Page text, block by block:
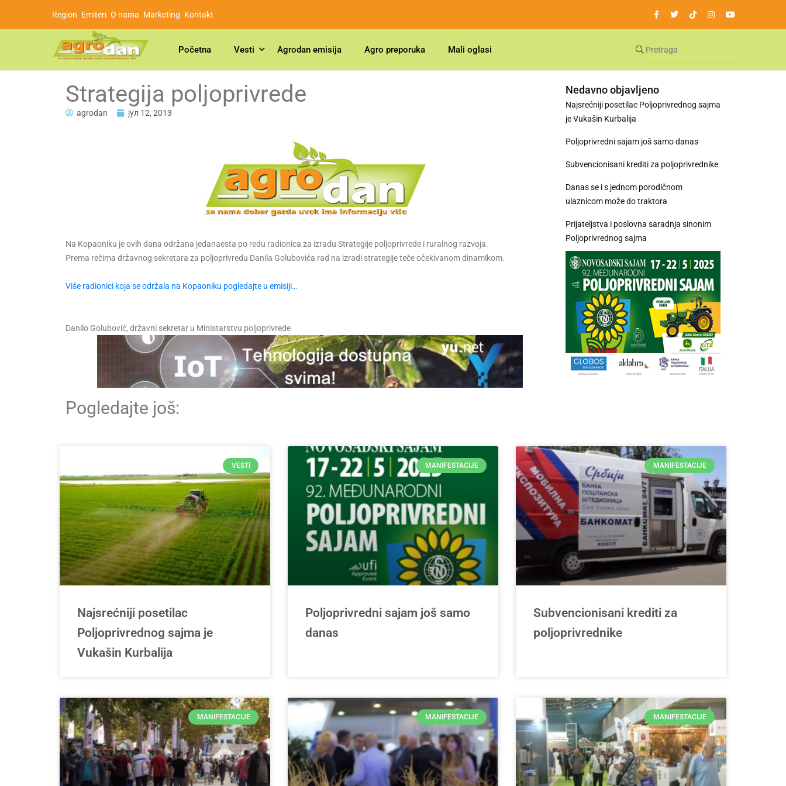
Region Emiteri O nama Marketing Kontakt
Početna Vesti Agrodan emisija Agro preporuka Mali oglasi
Strategija poljoprivrede
agrodan јул 12, 2013
Na Kopaoniku je ovih dana održana jedanaesta po redu radionica za izradu Strategije poljoprivrede i ruralnog razvoja.
Prema rečima državnog sekretara za poljoprivredu Danila Golubovića rad na izradi strategije teče očekivanom dinamikom.
Više radionici koja se održala na Kopaoniku pogledajte u emisiji…
Danilo Golubović, državni sekretar u Ministarstvu poljoprivrede
Pogledajte još:
Nedavno objavljeno
Najsrećniji posetilac Poljoprivrednog sajma
je Vukašin Kurbalija
Poljoprivredni sajam još samo danas
Subvencionisani krediti za poljoprivrednike
Danas se i s jednom porodičnom
ulaznicom može do traktora
Prijateljstva i poslovna saradnja sinonim
Poljoprivrednog sajma
VESTI
Najsrećniji posetilac
Poljoprivrednog sajma je
Vukašin Kurbalija
MANIFESTACIJE
Poljoprivredni sajam još samo
danas
MANIFESTACIJE
Subvencionisani krediti za
poljoprivrednike
MANIFESTACIJE MANIFESTACIJE MANIFESTACIJE